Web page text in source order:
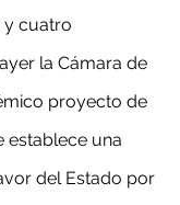
y cuatro
la Cámara de
proyecto de
establece una
del Estado por